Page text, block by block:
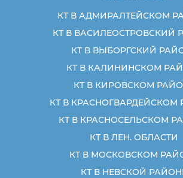
КТ В АДМИРАЛТЕЙСКОМ
КТ В ВАСИЛЕОСТРОВСКИЙ
КТ В ВЫБОРГСКИЙ
КТ В КАЛИНИНСКОМ
КТ В КИРОВСКОМ
КТ В КРАСНОГВАРДЕЙСКОМ
КТ В КРАСНОСЕЛЬСКОМ
КТ В ЛЕН. ОБЛАСТИ
КТ В МОСКОВСКОМ
КТ В НЕВСКОЙ